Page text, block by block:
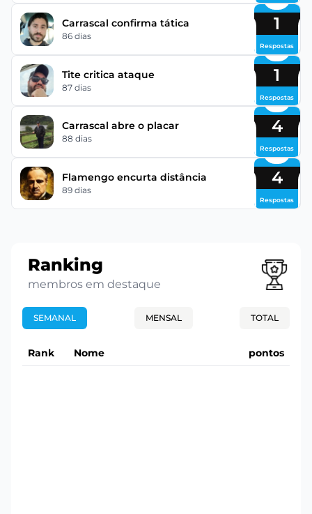
Carrascal confirma tática
86 dias
1
Respostas
Tite critica ataque
87 dias
1
Respostas
Carrascal abre o placar
88 dias
4
Respostas
Flamengo encurta distância
89 dias
4
Respostas
Ranking
membros em destaque
SEMANAL MENSAL TOTAL
Rank Nome pontos